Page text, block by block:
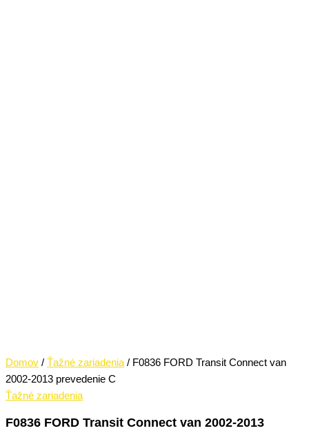
Domov / Ťažné zariadenia / F0836 FORD Transit Connect van
2002-2013 prevedenie C
Ťažné zariadenia
F0836 FORD Transit Connect van 2002-2013